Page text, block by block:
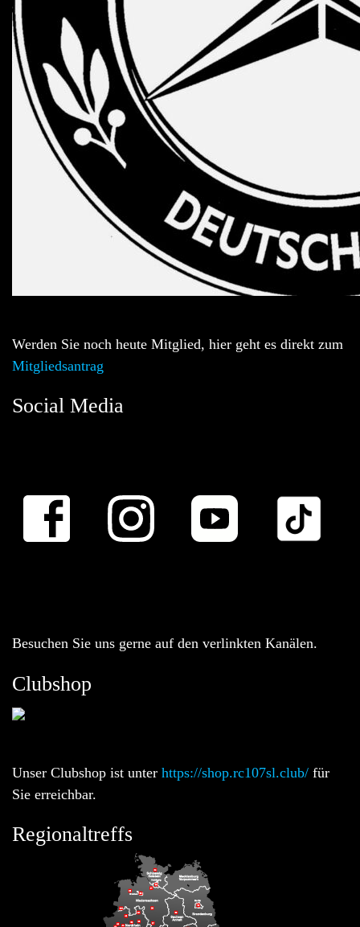
Werden Sie noch heute Mitglied, hier geht es direkt zum
Mitgliedsantrag
Social Media
Besuchen Sie uns gerne auf den verlinkten Kanälen.
Clubshop
Unser Clubshop ist unter https://shop.rc107sl.club/ für
Sie erreichbar.
Regionaltreffs